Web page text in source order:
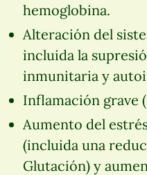
hemoglobina.
Alteración del
incluida la
inmunitaria y
Inflamación grave
Aumento del
(incluida una
Glutación) y